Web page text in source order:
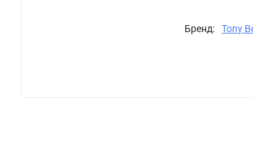
Бренд: Tony